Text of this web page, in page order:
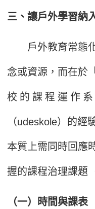
三、讓戶外學習納
戶外教育常態化
念或資源，而在於
校的課程運作
（udeskole）的經
本質上需同時回應
握的課程治理課題
（一）時間與課表